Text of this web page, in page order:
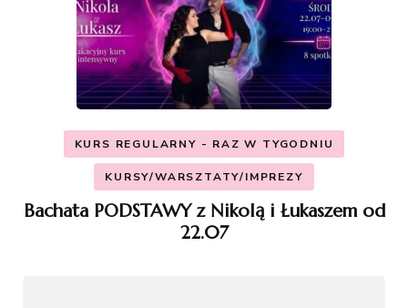
KURS REGULARNY - RAZ W TYGODNIU
KURSY/WARSZTATY/IMPREZY
Bachata PODSTAWY z Nikolą i Łukaszem od
22.07